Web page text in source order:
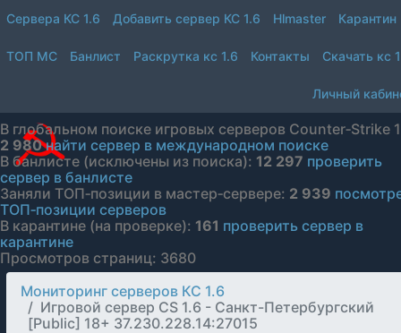
Сервера КС 1.6 Добавить сервер КС 1.6 Hlmaster Карантин
ТОП МС Банлист Раскрутка кс 1.6 Контакты Скачать кс
Личный
В глобальном поиске игровых серверов Counter‑Strike
2 980 найти сервер в международном поиске
В банлисте (исключены из поиска): 12 297 проверить
сервер в банлисте
Заняли ТОП‑позиции в мастер‑сервере: 2 939
ТОП‑позиции серверов
В карантине (на проверке): 161 проверить сервер в
карантине
Просмотров страниц: 3680
Мониторинг серверов КС 1.6
Игровой сервер CS 1.6 - Санкт-Петербургский
[Public] 18+ 37.230.228.14:27015